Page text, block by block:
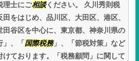
理士にご相談ください。 久川秀則税
をはじめ、品川区、大田区、港区、
田谷区を中心に、東京都、神奈川県の
」、「 国際税務」、「節税対策」など
けております。「税務顧問」に関して